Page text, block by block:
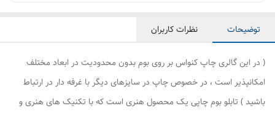
توضیحات نظرات کاربران
( در این گالری چاپ کنواس بر روی بوم بدون محدودیت در ابعاد مختلف
امکانپذیر است ، در خصوص چاپ در سایزهای دیگر با غرفه دار در ارتباط
باشید ) تابلو بوم چاپی یک محصول هنری است که با تکنیک های هنری و